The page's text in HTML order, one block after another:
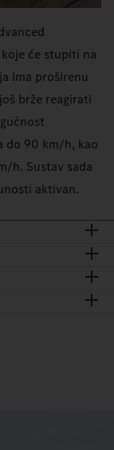
će stupiti na
ima proširenu
brže reagirati
do 90 km/h, kao
h. Sustav sada
aktivan.